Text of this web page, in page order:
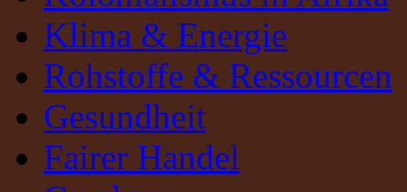
Klima & Energie
Rohstoffe & Ressourcen
Gesundheit
Fairer Handel